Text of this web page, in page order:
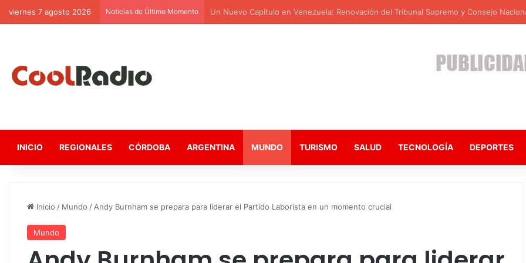
viernes 7 agosto 2026 Noticias de Último Momento Un Nuevo Capítulo en Venezuela: Renovación del Tribunal Supremo y Consejo
INICIO REGIONALES CÓRDOBA ARGENTINA MUNDO TURISMO SALUD TECNOLOGÍA DEPORTES
Inicio / Mundo / Andy Burnham se prepara para liderar el Partido Laborista en un momento crucial
Mundo